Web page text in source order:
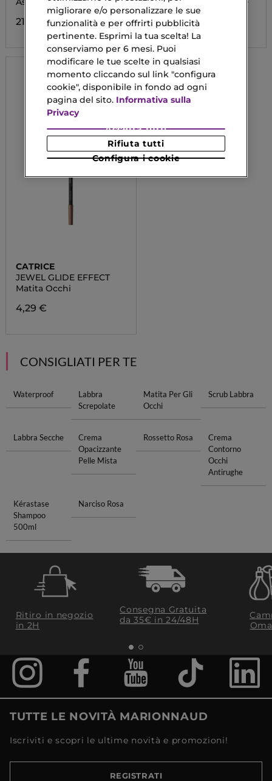
21,00 € 16,33 €
CATRICE
JEWEL GLIDE EFFECT
Matita Occhi
4,29 €
CONSIGLIATI PER TE
Waterproof
Labbra
Screpolate
Matita Per Gli
Occhi
Scrub Labbra
Labbra Secche
Crema
Opacizzante
Pelle Mista
Rossetto Rosa
Crema
Contorno
Occhi
Antirughe
Kérastase
Shampoo
500ml
Narciso Rosa
Ritiro in negozio
in 2H
Consegna Gratuita
da 35€​ in 24/48H
TUTTE LE NOVITÀ MARIONNAUD
Iscriviti e scopri le ultime novità e promozioni!
REGISTRATI
migliorare e/o personalizzare le sue
funzionalità e per offrirti pubblicità
pertinente. Esprimi la tua scelta! La
conserviamo per 6 mesi. Puoi
modificare le tue scelte in qualsiasi
momento cliccando sul link "configura
cookie", disponibile in fondo ad ogni
pagina del sito. Informativa sulla
Privacy
Configura i cookie
Rifiuta tutti
Accetta tutti